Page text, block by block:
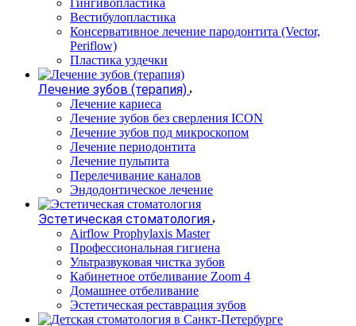
Гингивопластика
Вестибулопластика
Консервативное лечение пародонтита (Vector,
Periflow)
Пластика уздечки
Лечение зубов (терапия)
Лечение кариеса
Лечение зубов без сверления ICON
Лечение зубов под микроскопом
Лечение периодонтита
Лечение пульпита
Перелечивание каналов
Эндодонтическое лечение
Эстетическая стоматология
Airflow Prophylaxis Master
Профессиональная гигиена
Ультразвуковая чистка зубов
Кабинетное отбеливание Zoom 4
Домашнее отбеливание
Эстетическая реставрация зубов